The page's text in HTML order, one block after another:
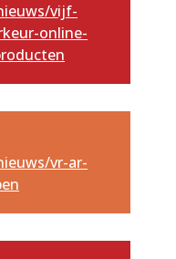
vijf-
online-
vr-ar-